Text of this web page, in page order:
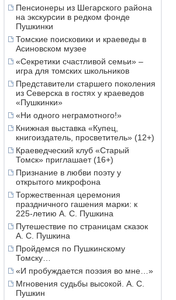
Пенсионеры из Шегарского района
на экскурсии в редком фонде
Пушкинки
Томские поисковики и краеведы в
Асиновском музее
«Секретики счастливой семьи» –
игра для томских школьников
Представители старшего поколения
из Северска в гостях у краеведов
«Пушкинки»
«Ни одного неграмотного!»
Книжная выставка «Купец,
книгоиздатель, просветитель» (12+)
Краеведческий клуб «Старый
Томск» приглашает (16+)
Признание в любви поэту у
открытого микрофона
Торжественная церемония
праздничного гашения марки: к
225-летию А. С. Пушкина
Путешествие по страницам сказок
А. С. Пушкина
Пройдемся по Пушкинскому
Томску…
«И пробуждается поэзия во мне…»
Мгновения судьбы высокой. А. С.
Пушкин